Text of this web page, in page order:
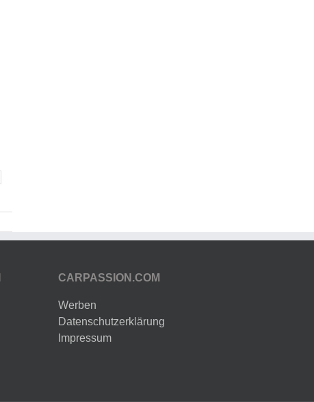
CARPASSION.COM
Werben
Datenschutzerklärung
Impressum